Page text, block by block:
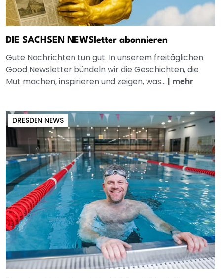
DIE SACHSEN NEWSletter abonnieren
Gute Nachrichten tun gut. In unserem freitäglichen
Good Newsletter bündeln wir die Geschichten, die
Mut machen, inspirieren und zeigen, was... | mehr
DRESDEN NEWS